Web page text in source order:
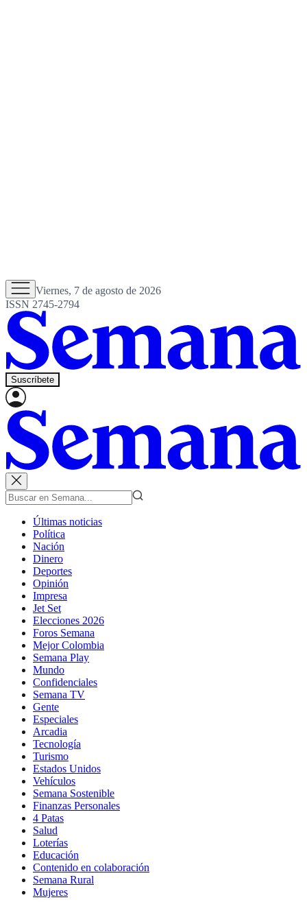
Viernes, 7 de agosto de 2026
ISSN 2745-2794
Suscríbete
Últimas noticias
Política
Nación
Dinero
Deportes
Opinión
Impresa
Jet Set
Elecciones 2026
Foros Semana
Mejor Colombia
Semana Play
Mundo
Confidenciales
Semana TV
Gente
Especiales
Arcadia
Tecnología
Turismo
Estados Unidos
Vehículos
Semana Sostenible
Finanzas Personales
4 Patas
Salud
Loterías
Educación
Contenido en colaboración
Semana Rural
Mujeres